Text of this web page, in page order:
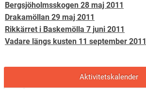
Bergsjöholmsskogen 28 maj 2011
Drakamöllan 29 maj 2011
Rikkärret i Baskemölla 7 juni 2011
Vadare längs kusten 11 september 2011
Aktivitetskalender